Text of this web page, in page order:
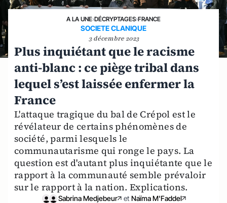
A LA UNE›DÉCRYPTAGES›FRANCE
SOCIETE CLANIQUE
3 décembre 2023
Plus inquiétant que le racisme
anti-blanc : ce piège tribal dans
lequel s’est laissée enfermer la
France
L'attaque tragique du bal de Crépol est le
révélateur de certains phénomènes de
société, parmi lesquels le
communautarisme qui ronge le pays. La
question est d'autant plus inquiétante que le
rapport à la communauté semble prévaloir
sur le rapport à la nation. Explications.
Sabrina Medjebeur et Naïma M'Faddel